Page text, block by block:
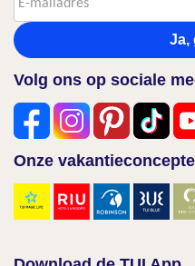
Ja,
Volg ons op sociale
Onze